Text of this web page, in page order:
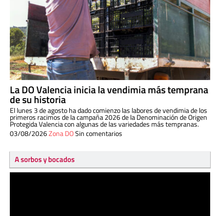
La DO Valencia inicia la vendimia más temprana
de su historia
El lunes 3 de agosto ha dado comienzo las labores de vendimia de los
primeros racimos de la campaña 2026 de la Denominación de Origen
Protegida Valencia con algunas de las variedades más tempranas.
03/08/2026Zona DOSin comentarios
A sorbos y bocados